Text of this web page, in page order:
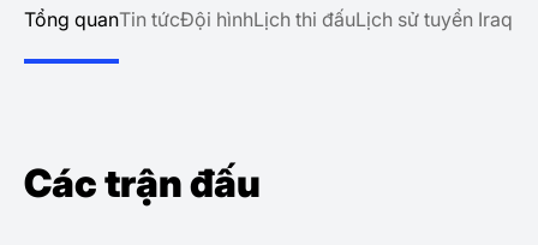
Tổng quanTin tứcĐội hìnhLịch thi đấuLịch sử tuyển Iraq
Các trận đấu